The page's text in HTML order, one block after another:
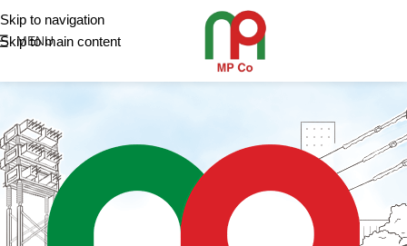
Skip to navigation
Skip to main content
MENU